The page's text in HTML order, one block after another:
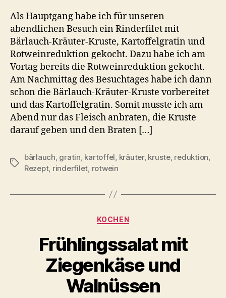
Als Hauptgang habe ich für unseren
abendlichen Besuch ein Rinderfilet mit
Bärlauch-Kräuter-Kruste, Kartoffelgratin und
Rotweinreduktion gekocht. Dazu habe ich am
Vortag bereits die Rotweinreduktion gekocht.
Am Nachmittag des Besuchtages habe ich dann
schon die Bärlauch-Kräuter-Kruste vorbereitet
und das Kartoffelgratin. Somit musste ich am
Abend nur das Fleisch anbraten, die Kruste
darauf geben und den Braten […]
Schlagwörter
bärlauch, gratin, kartoffel, kräuter, kruste, reduktion,
Rezept, rinderfilet, rotwein
Kategorien
KOCHEN
Frühlingssalat mit
Ziegenkäse und
Walnüssen